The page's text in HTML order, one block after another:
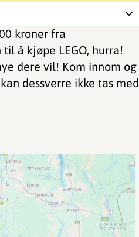
kroner fra
å kjøpe LEGO, hurra!
dere vil! Kom innom og
dessverre ikke tas med